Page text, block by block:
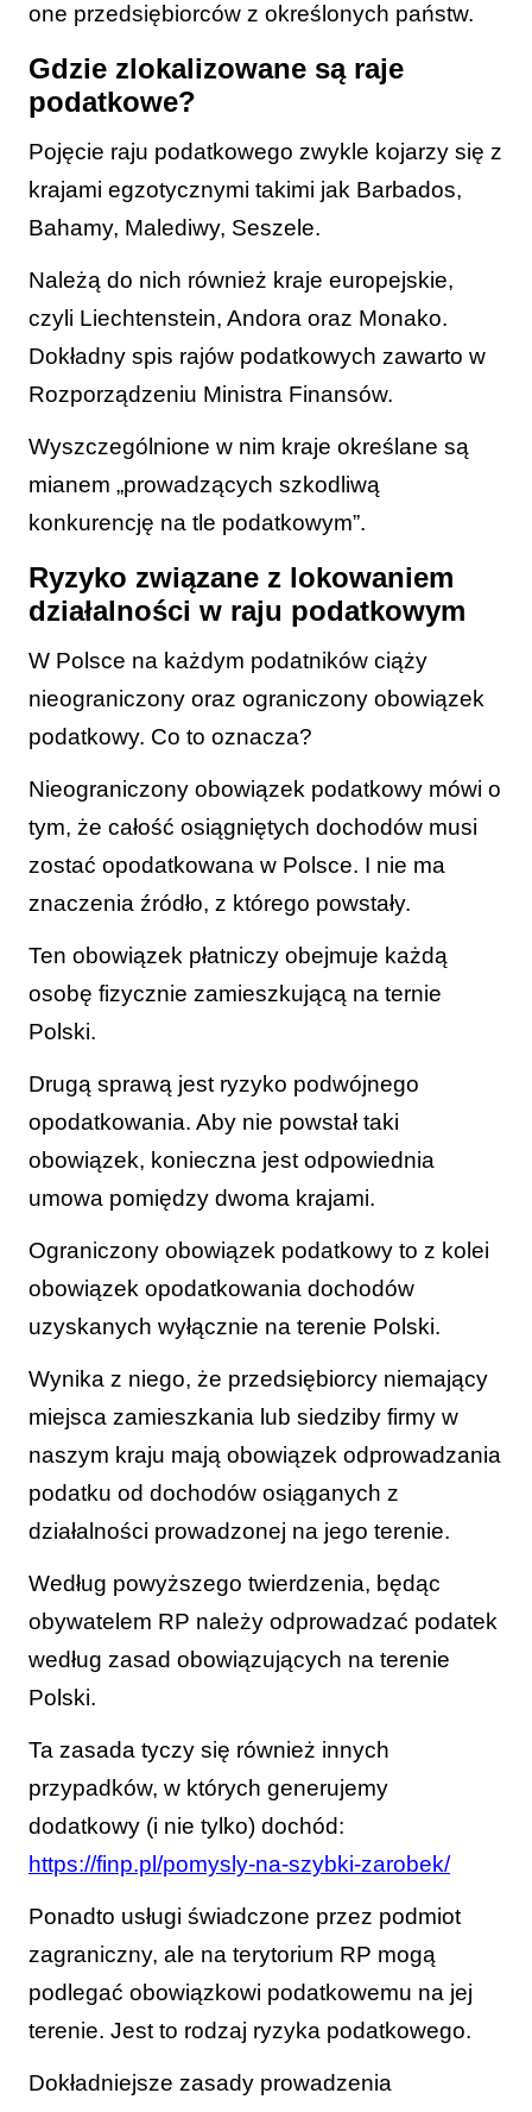
one przedsiębiorców z określonych państw.
Gdzie zlokalizowane są raje
podatkowe?
Pojęcie raju podatkowego zwykle kojarzy się z
krajami egzotycznymi takimi jak Barbados,
Bahamy, Malediwy, Seszele.
Należą do nich również kraje europejskie,
czyli Liechtenstein, Andora oraz Monako.
Dokładny spis rajów podatkowych zawarto w
Rozporządzeniu Ministra Finansów.
Wyszczególnione w nim kraje określane są
mianem „prowadzących szkodliwą
konkurencję na tle podatkowym”.
Ryzyko związane z lokowaniem
działalności w raju podatkowym
W Polsce na każdym podatników ciąży
nieograniczony oraz ograniczony obowiązek
podatkowy. Co to oznacza?
Nieograniczony obowiązek podatkowy mówi o
tym, że całość osiągniętych dochodów musi
zostać opodatkowana w Polsce. I nie ma
znaczenia źródło, z którego powstały.
Ten obowiązek płatniczy obejmuje każdą
osobę fizycznie zamieszkującą na ternie
Polski.
Drugą sprawą jest ryzyko podwójnego
opodatkowania. Aby nie powstał taki
obowiązek, konieczna jest odpowiednia
umowa pomiędzy dwoma krajami.
Ograniczony obowiązek podatkowy to z kolei
obowiązek opodatkowania dochodów
uzyskanych wyłącznie na terenie Polski.
Wynika z niego, że przedsiębiorcy niemający
miejsca zamieszkania lub siedziby firmy w
naszym kraju mają obowiązek odprowadzania
podatku od dochodów osiąganych z
działalności prowadzonej na jego terenie.
Według powyższego twierdzenia, będąc
obywatelem RP należy odprowadzać podatek
według zasad obowiązujących na terenie
Polski.
Ta zasada tyczy się również innych
przypadków, w których generujemy
dodatkowy (i nie tylko) dochód:
https://finp.pl/pomysly-na-szybki-zarobek/
Ponadto usługi świadczone przez podmiot
zagraniczny, ale na terytorium RP mogą
podlegać obowiązkowi podatkowemu na jej
terenie. Jest to rodzaj ryzyka podatkowego.
Dokładniejsze zasady prowadzenia